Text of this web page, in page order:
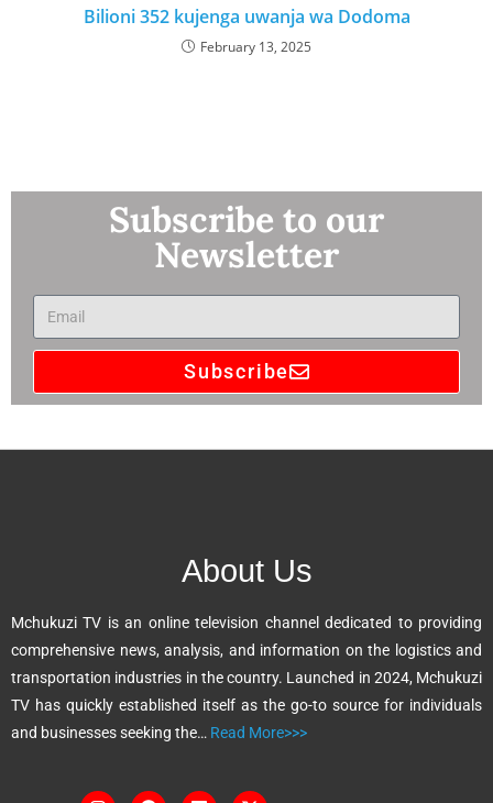
Bilioni 352 kujenga uwanja wa Dodoma
February 13, 2025
Subscribe to our
Newsletter
Subscribe
A
i
v
e
:
About Us
Mchukuzi TV is an online television channel dedicated to providing
comprehensive news, analysis, and information on the logistics and
transportation industries in the country. Launched in 2024, Mchukuzi
TV has quickly established itself as the go-to source for individuals
and businesses seeking the… Read More>>>